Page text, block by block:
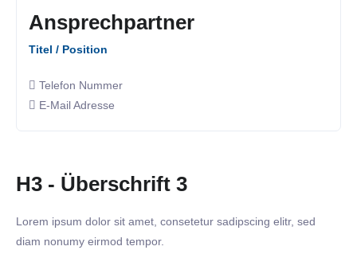
Ansprechpartner
Titel / Position
Telefon Nummer
E-Mail Adresse
H3 - Überschrift 3
Lorem ipsum dolor sit amet, consetetur sadipscing elitr, sed
diam nonumy eirmod tempor.